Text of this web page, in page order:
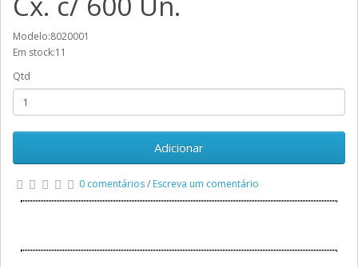
Modelo:8020001
Em stock:11
Qtd
Adicionar
0 comentários/ Escreva um comentário